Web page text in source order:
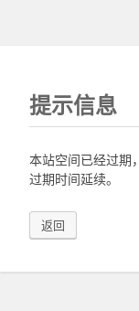
提示信息
本站空间已经过期
过期时间延续。
返回